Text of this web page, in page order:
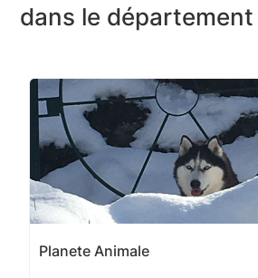
dans le département
Planete Animale